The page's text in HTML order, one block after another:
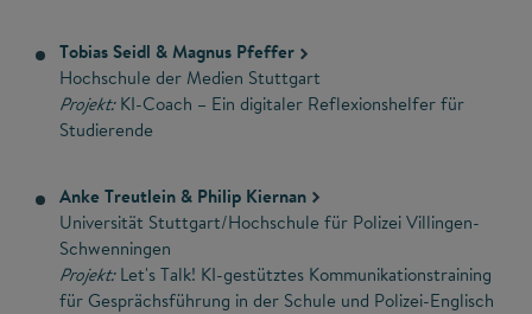
Tobias Seidl & Magnus Pfeffer
Hochschule der Medien Stuttgart
Projekt:KI-Coach – Ein digitaler Reflexionshelfer für
Studierende
Anke Treutlein & Philip Kiernan
Universität Stuttgart/Hochschule für Polizei Villingen-
Schwenningen
Projekt:Let's Talk! KI-gestütztes Kommunikationstraining
für Gesprächsführung in der Schule und Polizei-Englisch